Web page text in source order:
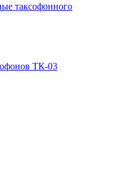
таксофонного
ТК-03